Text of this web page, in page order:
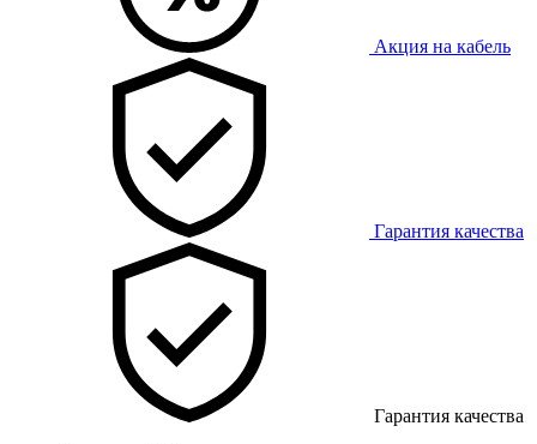
Акция на кабель
Гарантия качества
Гарантия качества